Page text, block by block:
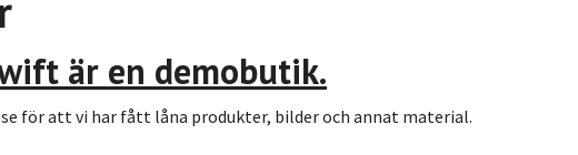
är en demobutik.
för att vi har fått låna produkter, bilder och annat material.